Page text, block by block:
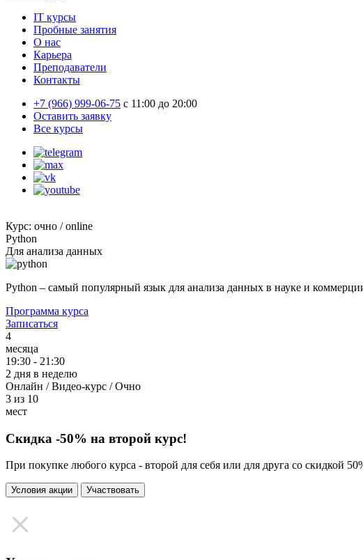
IT курсы
Пробные занятия
О нас
Карьера
Преподаватели
Контакты
+7 (966) 999-06-75 c 11:00 до 20:00
Оставить заявку
Все курсы
Курс: очно / online
Python
Для анализа данных
Python – самый популярный язык для анализа данных в науке и
Программа курса
Записаться
4
месяца
19:30 - 21:30
2 дня в неделю
Онлайн / Видео-курс / Очно
3 из 10
мест
Скидка -50% на второй курс!
При покупке любого курса - второй для себя или для друга со скидкой
Условия акции Участвовать